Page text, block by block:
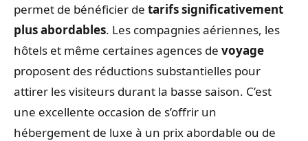
permet de bénéficier de tarifs significativement
plus abordables. Les compagnies aériennes, les
hôtels et même certaines agences de voyage
proposent des réductions substantielles pour
attirer les visiteurs durant la basse saison. C’est
une excellente occasion de s’offrir un
hébergement de luxe à un prix abordable ou de